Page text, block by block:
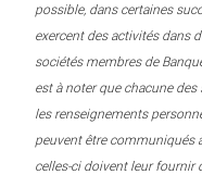
possible, dans certaines
exercent des activités dans
sociétés membres de
est à noter que chacune
les renseignements
peuvent être communiqués
celles-ci doivent leur fournir